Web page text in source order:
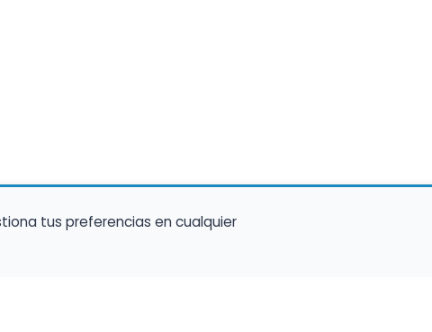
tus preferencias en cualquier